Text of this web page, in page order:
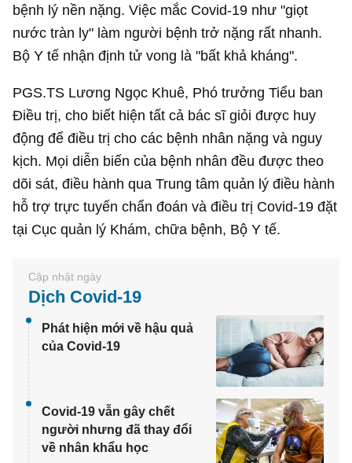
bệnh lý nền nặng. Việc mắc Covid-19 như "giọt
nước tràn ly" làm người bệnh trở nặng rất nhanh.
Bộ Y tế nhận định tử vong là "bất khả kháng".
PGS.TS Lương Ngọc Khuê, Phó trưởng Tiểu ban
Điều trị, cho biết hiện tất cả bác sĩ giỏi được huy
động để điều trị cho các bệnh nhân nặng và nguy
kịch. Mọi diễn biến của bệnh nhân đều được theo
dõi sát, điều hành qua Trung tâm quản lý điều hành
hỗ trợ trực tuyến chẩn đoán và điều trị Covid-19 đặt
tại Cục quản lý Khám, chữa bệnh, Bộ Y tế.
Dịch Covid-19
Phát hiện mới về hậu quả
của Covid-19
Covid-19 vẫn gây chết
người nhưng đã thay đổi
về nhân khẩu học